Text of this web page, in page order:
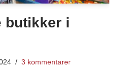
butikker i
3 kommentarer